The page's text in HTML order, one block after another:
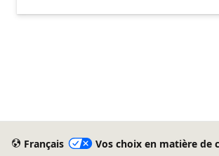
Français Vos choix en matière de